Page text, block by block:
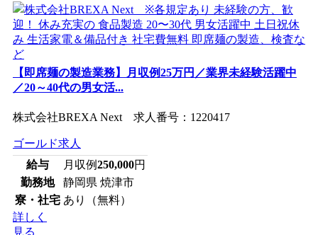
【即席麺の製造業務】月収例25万円／業界未経験活躍中
／20～40代の男女活...
株式会社BREXA Next 求人番号：1220417
ゴールド求人
給与
月収例250,000円
勤務地
静岡県 焼津市
寮・社宅 あり（無料）
詳しく
見る